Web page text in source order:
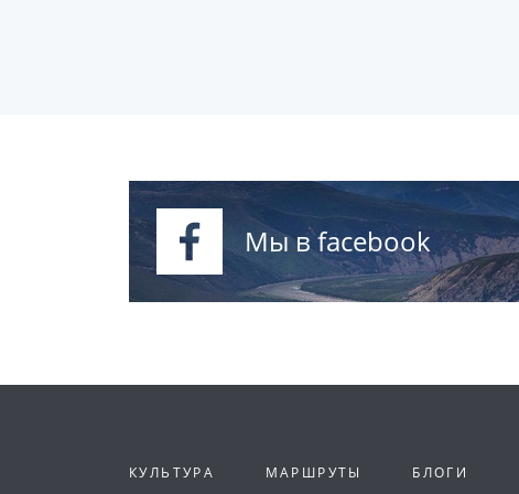
Мы в facebook
КУЛЬТУРА МАРШРУТЫ БЛОГИ